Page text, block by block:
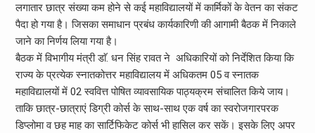
लगातार छात्र संख्या कम होने से कई महाविद्यालयों में कार्मिकों के वेतन का संकट
पैदा हो गया है। जिसका समाधान प्रबंध कार्यकारिणी की आगामी बैठक में निकाले
जाने का निर्णय लिया गया है।
बैठक में विभागीय मंत्री डाॅ. धन सिंह रावत ने अधिकारियों को निर्देशित किया कि
राज्य के प्रत्येक स्नातकोत्तर महाविद्यालय में अधिकतम 05 व स्नातक
महाविद्यालयों में 02 स्ववित्त पोषित व्यावसायिक पाठ्यक्रम संचालित किये जाय।
ताकि छात्र-छात्राएं डिग्री कोर्स के साथ-साथ एक वर्ष का स्वरोजगारपरक
डिप्लोमा व छह माह का सार्टिफिकेट कोर्स भी हासिल कर सकें। इसके लिए अपर